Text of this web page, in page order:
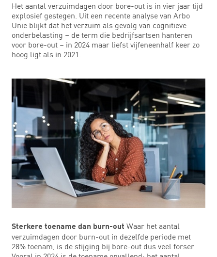
Het aantal verzuimdagen door bore-out is in vier jaar tijd
explosief gestegen. Uit een recente analyse van Arbo
Unie blijkt dat het verzuim als gevolg van cognitieve
onderbelasting – de term die bedrijfsartsen hanteren
voor bore-out – in 2024 maar liefst vijfeneenhalf keer zo
hoog ligt als in 2021.
Sterkere toename dan burn-out Waar het aantal
verzuimdagen door burn-out in dezelfde periode met
28% toenam, is de stijging bij bore-out dus veel forser.